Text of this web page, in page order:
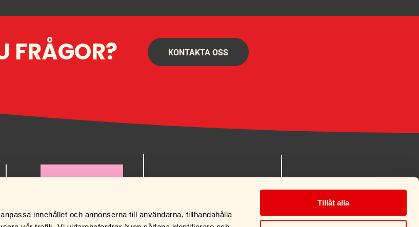
innehållet och annonserna till användarna, tillhandahålla
Tillåt alla
FRÅGOR? KONTAKTA OSS
order@runes.se
MITT KONTO
KÖPVILLKOR
OM OSS
KONTAKT